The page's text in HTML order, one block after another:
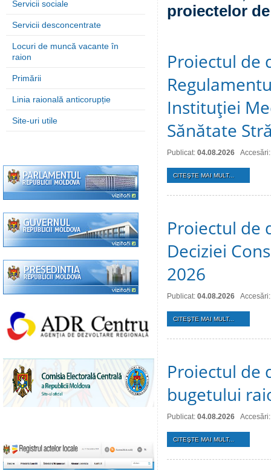
Servicii sociale
Servicii desconcentrate
Locuri de muncă vacante în
raion
Primării
Linia raională anticorupție
Site-uri utile
proiectelor
Proiectul de
Instituţiei
Sănătate
Publicat: 04.08.2026
CITEŞTE MAI MULT...
Proiectul de
Deciziei
2026
Publicat: 04.08.2026
CITEŞTE MAI MULT...
Proiectul de
bugetului
Publicat: 04.08.2026
CITEŞTE MAI MULT...